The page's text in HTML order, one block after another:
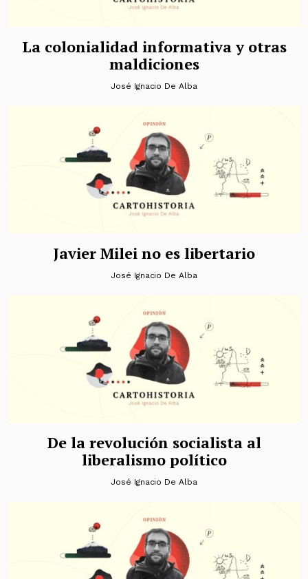
La colonialidad informativa y otras
maldiciones
José Ignacio De Alba
Javier Milei no es libertario
José Ignacio De Alba
De la revolución socialista al
liberalismo político
José Ignacio De Alba